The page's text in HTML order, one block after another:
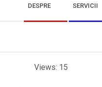
Navigation
Menu
DESPRE SERVICII
Views: 15